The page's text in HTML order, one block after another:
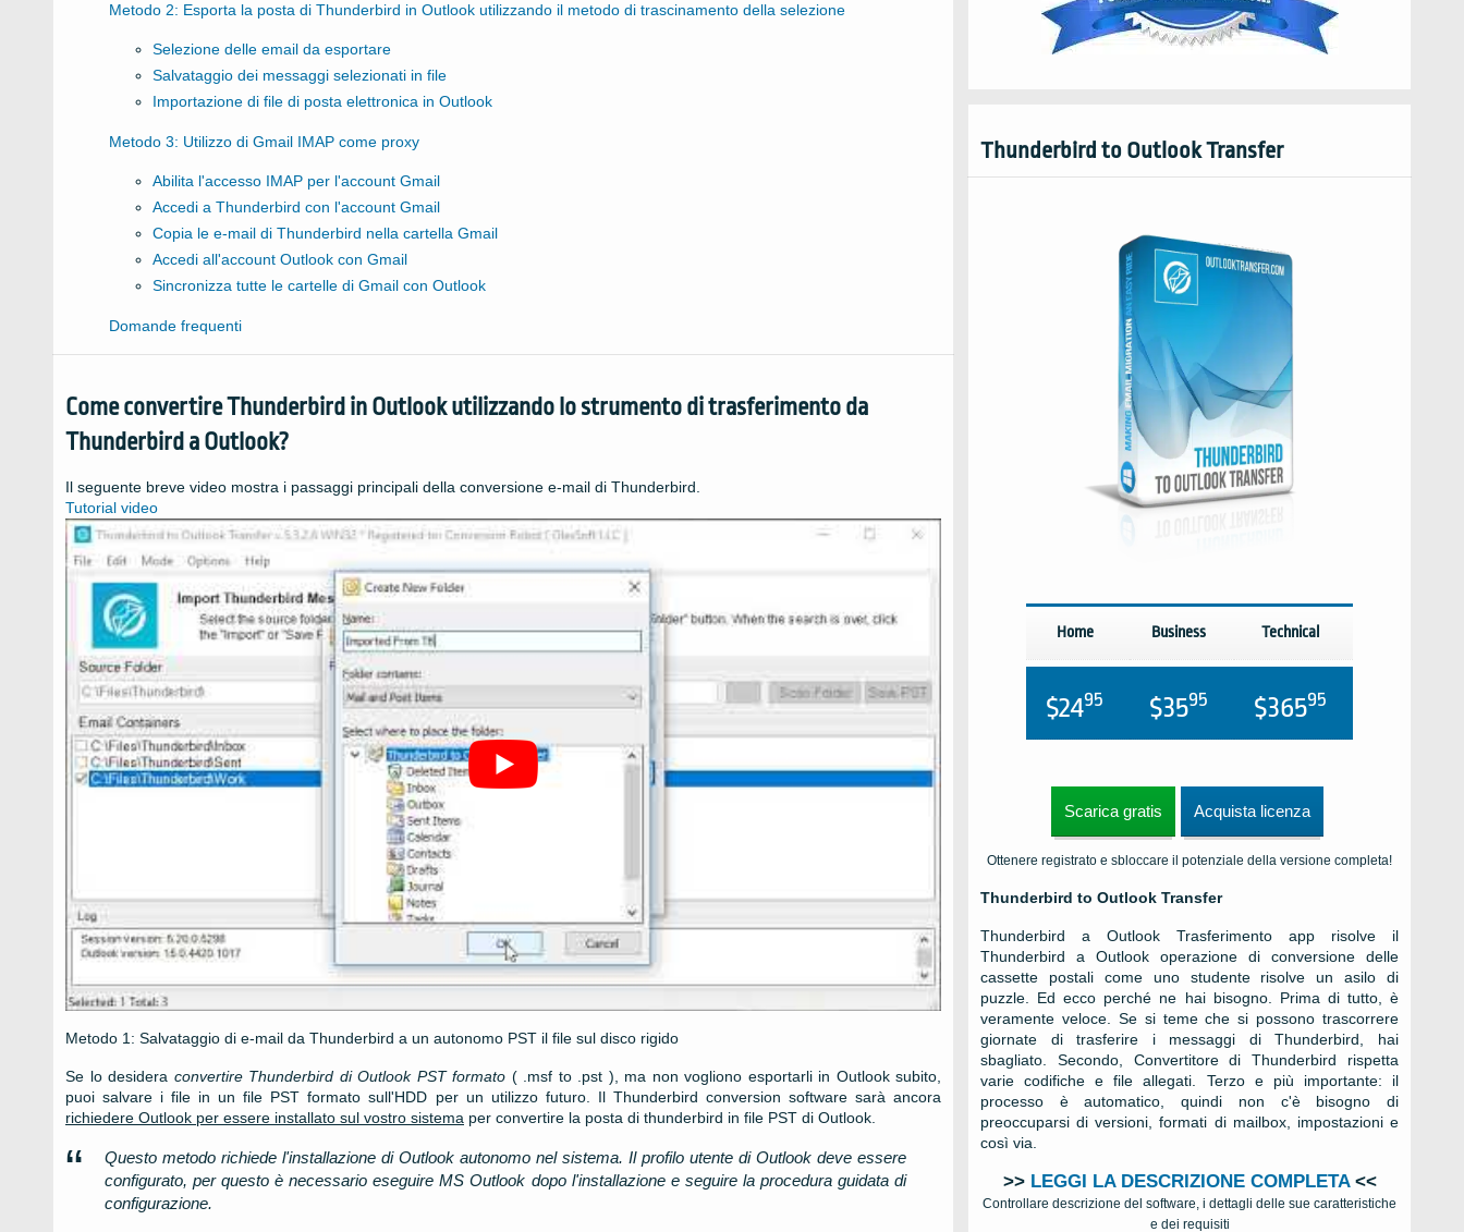
Metodo 2: Esporta la posta di Thunderbird in Outlook utilizzando il metodo di trascinamento della selezione
Selezione delle email da esportare
Salvataggio dei messaggi selezionati in file
Importazione di file di posta elettronica in Outlook
Metodo 3: Utilizzo di Gmail IMAP come proxy
Abilita l'accesso IMAP per l'account Gmail
Accedi a Thunderbird con l'account Gmail
Copia le e-mail di Thunderbird nella cartella Gmail
Accedi all'account Outlook con Gmail
Sincronizza tutte le cartelle di Gmail con Outlook
Domande frequenti
Come convertire Thunderbird in Outlook utilizzando lo strumento di trasferimento da
Thunderbird a Outlook?
Il seguente breve video mostra i passaggi principali della conversione e-mail di Thunderbird.
Tutorial video
Metodo 1: Salvataggio di e-mail da Thunderbird a un autonomo PST il file sul disco rigido
Se lo desidera convertire Thunderbird di Outlook PSTformato ( .msf to .pst ), ma non vogliono esportarli in Outlooksubito,
puoi salvare i file in un file PST formato sull'HDD per un utilizzo futuro. Il Thunderbird conversion software sarà ancora
richiedere Outlook per essere installato sul vostro sistema per convertire la posta di thunderbird in file PST di Outlook.
Questo metodo richiede l'installazione di Outlook autonomo nel sistema. Il profilo utente di Outlook deve essere
configurato, per questo è necessario eseguire MS Outlook dopo l'installazione e seguire la procedura guidata di
configurazione.
Thunderbird to Outlook Transfer
Home
$2495
Business
$3595
Technical
$36595
Scarica gratis Acquista licenza
Ottenere registrato e sbloccare il potenziale della versione completa!
Thunderbird to Outlook Transfer
Thunderbird a Outlook Trasferimento app risolve il
Thunderbird a Outlook operazione di conversione delle
cassette postali come uno studente risolve un asilo di
puzzle. Ed ecco perché ne hai bisogno. Prima di tutto, è
veramente veloce. Se si teme che si possono trascorrere
giornate di trasferire i messaggi di Thunderbird, hai
sbagliato. Secondo, Convertitore di Thunderbird rispetta
varie codifiche e file allegati. Terzo e più importante: il
processo è automatico, quindi non c'è bisogno di
preoccuparsi di versioni, formati di mailbox, impostazioni e
così via.
>> LEGGI LA DESCRIZIONE COMPLETA<<
Controllare descrizione del software, i dettagli delle sue caratteristiche
e dei requisiti